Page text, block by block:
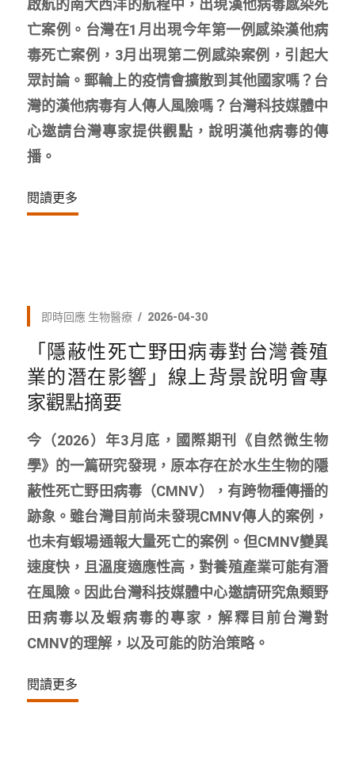
啟航的南大西洋的航程中，出現漢他病毒感染死
亡案例。台灣在1月出現今年第一例感染漢他病
毒死亡案例，3月出現第二例感染案例，引起大
眾討論。郵輪上的疫情會擴散到其他國家嗎？台
灣的漢他病毒有人傳人風險嗎？台灣科技媒體中
心邀請台灣專家提供觀點，說明漢他病毒的傳
播。
閱讀更多
即時回應 生物醫療 2026-04-30
「隱蔽性死亡野田病毒對台灣養殖
業的潛在影響」線上背景說明會專
家觀點摘要
今（2026）年3月底，國際期刊《自然微生物
學》的一篇研究發現，原本存在於水生生物的隱
蔽性死亡野田病毒（CMNV），有跨物種傳播的
跡象。雖台灣目前尚未發現CMNV傳人的案例，
也未有蝦場通報大量死亡的案例。但CMNV變異
速度快，且溫度適應性高，對養殖產業可能有潛
在風險。因此台灣科技媒體中心邀請研究魚類野
田病毒以及蝦病毒的專家，解釋目前台灣對
CMNV的理解，以及可能的防治策略。
閱讀更多